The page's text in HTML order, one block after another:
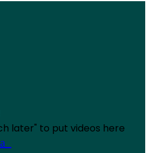
later" to put videos here